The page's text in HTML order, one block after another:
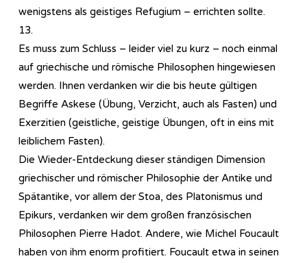
wenigstens als geistiges Refugium – errichten sollte.
13.
Es muss zum Schluss – leider viel zu kurz – noch einmal
auf griechische und römische Philosophen hingewiesen
werden. Ihnen verdanken wir die bis heute gültigen
Begriffe Askese (Übung, Verzicht, auch als Fasten) und
Exerzitien (geistliche, geistige Übungen, oft in eins mit
leiblichem Fasten).
Die Wieder-Entdeckung dieser ständigen Dimension
griechischer und römischer Philosophie der Antike und
Spätantike, vor allem der Stoa, des Platonismus und
Epikurs, verdanken wir dem großen französischen
Philosophen Pierre Hadot. Andere, wie Michel Foucault
haben von ihm enorm profitiert. Foucault etwa in seinen